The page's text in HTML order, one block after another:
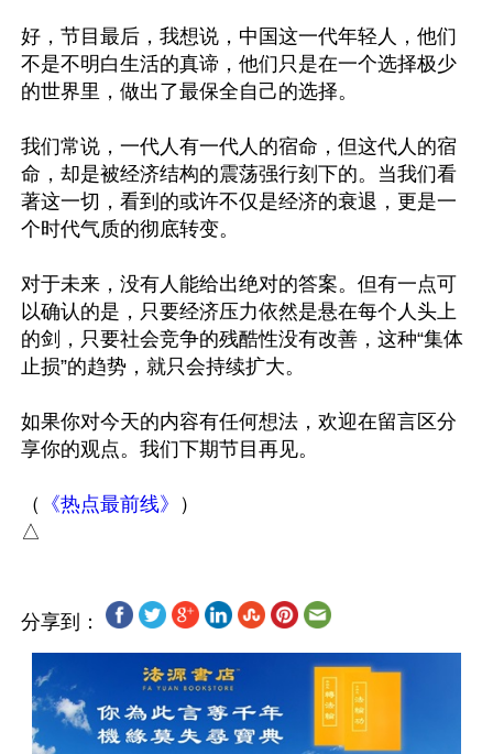
好，节目最后，我想说，中国这一代年轻人，他们
不是不明白生活的真谛，他们只是在一个选择极少
的世界里，做出了最保全自己的选择。
我们常说，一代人有一代人的宿命，但这代人的宿
命，却是被经济结构的震荡强行刻下的。当我们看
著这一切，看到的或许不仅是经济的衰退，更是一
个时代气质的彻底转变。
对于未来，没有人能给出绝对的答案。但有一点可
以确认的是，只要经济压力依然是悬在每个人头上
的剑，只要社会竞争的残酷性没有改善，这种“集体
止损”的趋势，就只会持续扩大。
如果你对今天的内容有任何想法，欢迎在留言区分
享你的观点。我们下期节目再见。
（ 《热点最前线》
）
分享到：